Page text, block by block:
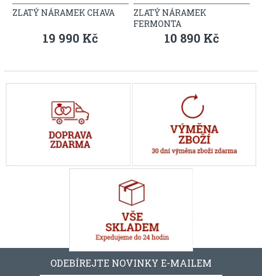
ZLATÝ NÁRAMEK CHAVA
19 990 Kč
ZLATÝ NÁRAMEK
FERMONTA
10 890 Kč
ODEBÍREJTE NOVINKY E-MAILEM